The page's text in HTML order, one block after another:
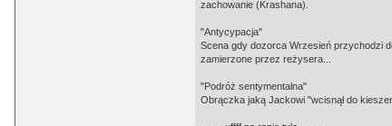
zachowanie (Krashana).
"Antycypacja"
Scena gdy dozorca Wrzesień przychodzi
zamierzone przez reżysera...
"Podróż sentymentalna"
Obrączka jaką Jackowi "wcisnął do